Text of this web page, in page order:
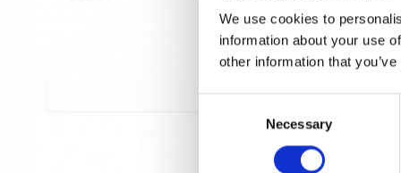
We use cookies to
information about your use
other information that
Necessary